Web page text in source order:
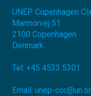
UNEP Copenhagen
Marmorvej 51
2100 Copenhagen
Denmark
Tel: +45 4533 5301
Email: unep-